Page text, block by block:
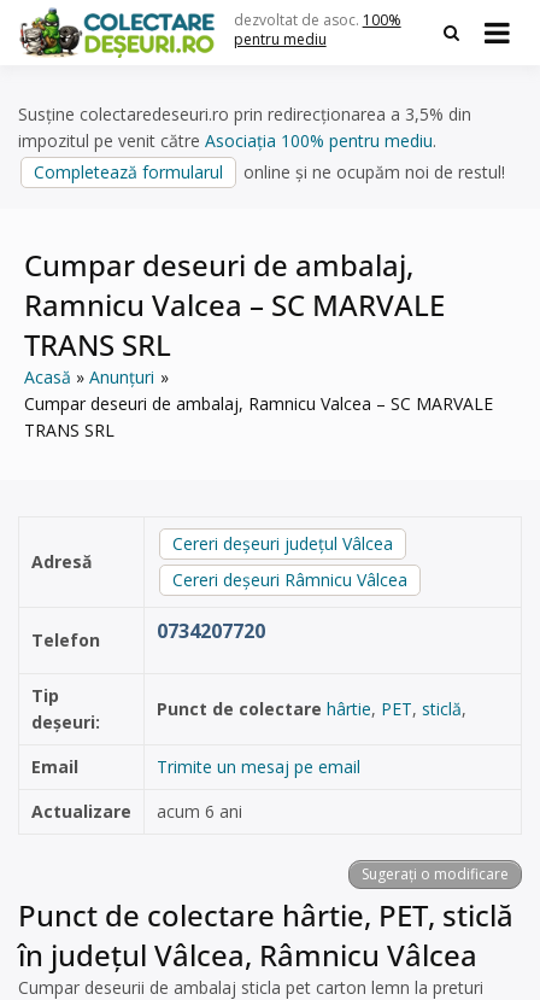
content
dezvoltat de asoc. 100%
pentru mediu
Susține colectaredeseuri.ro prin redirecționarea a 3,5% din
impozitul pe venit către Asociația 100% pentru mediu.
Completează formularul
online și ne ocupăm noi de restul!
Cumpar deseuri de ambalaj,
Ramnicu Valcea – SC MARVALE
TRANS SRL
Acasă
Anunțuri
Cumpar deseuri de ambalaj, Ramnicu Valcea – SC MARVALE
TRANS SRL
Adresă
Cereri deșeuri județul Vâlcea
Cereri deșeuri Râmnicu Vâlcea
Telefon 0734207720
Tip
deșeuri:
Punct de colectare hârtie, PET, sticlă,
Email
Trimite un mesaj pe email
Actualizare
acum 6 ani
Sugerați o modificare
Punct de colectare hârtie, PET, sticlă
în județul Vâlcea, Râmnicu Vâlcea
Cumpar deseurii de ambalaj sticla pet carton lemn la preturi